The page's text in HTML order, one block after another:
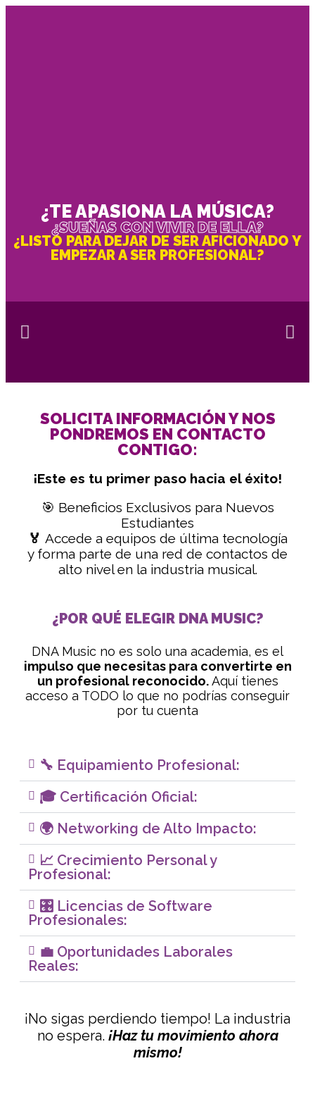
¿TE APASIONA LA MÚSICA?
¿SUEÑAS CON VIVIR DE ELLA?
¿LISTO PARA DEJAR DE SER AFICIONADO Y
EMPEZAR A SER PROFESIONAL?
SOLICITA INFORMACIÓN Y NOS
PONDREMOS EN CONTACTO
CONTIGO:
¡Este es tu primer paso hacia el éxito!
🎯 Beneficios Exclusivos para Nuevos
Estudiantes
🏅 Accede a equipos de última tecnología
y forma parte de una red de contactos de
alto nivel en la industria musical.
¿POR QUÉ ELEGIR DNA MUSIC?
DNA Music no es solo una academia, es el
impulso que necesitas para convertirte en
un profesional reconocido.Aquí tienes
acceso a TODO lo que no podrías conseguir
por tu cuenta
🔧 Equipamiento Profesional:
🎓 Certificación Oficial:
🌍 Networking de Alto Impacto:
📈 Crecimiento Personal y
Profesional:
🎛️ Licencias de Software
Profesionales:
💼 Oportunidades Laborales
Reales:
¡No sigas perdiendo tiempo! La industria
no espera. ¡Haz tu movimiento ahora
mismo!